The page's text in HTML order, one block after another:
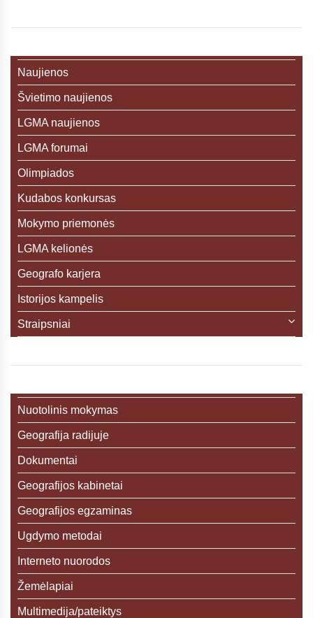
Naujienos
Švietimo naujienos
LGMA naujienos
LGMA forumai
Olimpiados
Kudabos konkursas
Mokymo priemonės
LGMA kelionės
Geografo karjera
Istorijos kampelis
Straipsniai
Nuotolinis mokymas
Geografija radijuje
Dokumentai
Geografijos kabinetai
Geografijos egzaminas
Ugdymo metodai
Interneto nuorodos
Žemėlapiai
Multimedija/pateiktys